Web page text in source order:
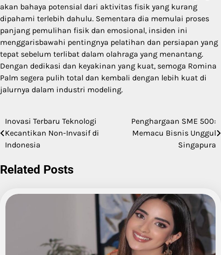
akan bahaya potensial dari aktivitas fisik yang kurang
dipahami terlebih dahulu. Sementara dia memulai proses
panjang pemulihan fisik dan emosional, insiden ini
menggarisbawahi pentingnya pelatihan dan persiapan yang
tepat sebelum terlibat dalam olahraga yang menantang.
Dengan dedikasi dan keyakinan yang kuat, semoga Romina
Palm segera pulih total dan kembali dengan lebih kuat di
jalurnya dalam industri modeling.
Post
navigation
Inovasi Terbaru Teknologi
Kecantikan Non-Invasif di
Indonesia
Penghargaan SME 500:
Memacu Bisnis Unggul
Singapura
Related Posts